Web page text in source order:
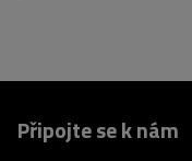
Připojte se k nám